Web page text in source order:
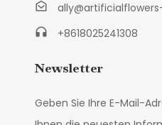
+8618025241308
Newsletter
Geben Sie Ihre E-Mail-